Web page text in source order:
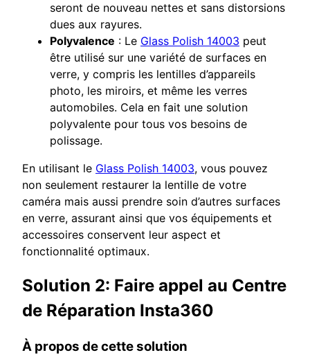
seront de nouveau nettes et sans distorsions
dues aux rayures.
Polyvalence : Le Glass Polish 14003 peut
être utilisé sur une variété de surfaces en
verre, y compris les lentilles d’appareils
photo, les miroirs, et même les verres
automobiles. Cela en fait une solution
polyvalente pour tous vos besoins de
polissage.
En utilisant le Glass Polish 14003, vous pouvez
non seulement restaurer la lentille de votre
caméra mais aussi prendre soin d’autres surfaces
en verre, assurant ainsi que vos équipements et
accessoires conservent leur aspect et
fonctionnalité optimaux.
Solution 2: Faire appel au Centre
de Réparation Insta360
À propos de cette solution